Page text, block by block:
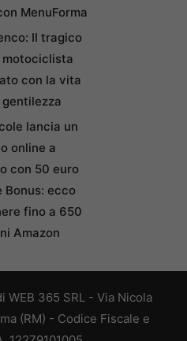
MenuForma
Il tragico
motociclista
con la vita
lancia un
online a
con 50 euro
Bonus: ecco
fino a 650
Amazon
365 SRL - Via Nicola
(RM) - Codice Fiscale e